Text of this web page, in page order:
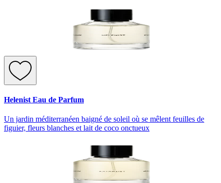
Helenist Eau de Parfum
Un jardin méditerranéen baigné de soleil où se mêlent feuilles de
figuier, fleurs blanches et lait de coco onctueux